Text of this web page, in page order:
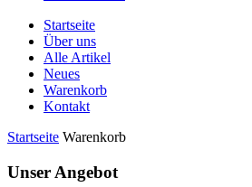
Startseite
Über uns
Alle Artikel
Neues
Warenkorb
Kontakt
Startseite Warenkorb
Unser Angebot